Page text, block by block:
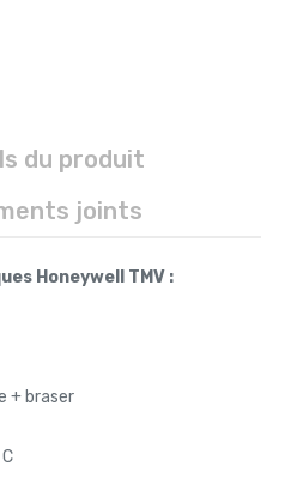
du produit
joints
Honeywell TMV :
+ braser